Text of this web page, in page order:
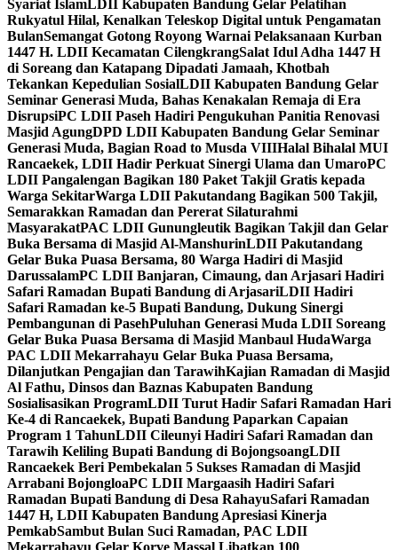
Syariat IslamLDII Kabupaten Bandung Gelar Pelatihan
Rukyatul Hilal, Kenalkan Teleskop Digital untuk Pengamatan
BulanSemangat Gotong Royong Warnai Pelaksanaan Kurban
1447 H. LDII Kecamatan CilengkrangSalat Idul Adha 1447 H
di Soreang dan Katapang Dipadati Jamaah, Khotbah
Tekankan Kepedulian SosialLDII Kabupaten Bandung Gelar
Seminar Generasi Muda, Bahas Kenakalan Remaja di Era
DisrupsiPC LDII Paseh Hadiri Pengukuhan Panitia Renovasi
Masjid AgungDPD LDII Kabupaten Bandung Gelar Seminar
Generasi Muda, Bagian Road to Musda VIIIHalal Bihalal MUI
Rancaekek, LDII Hadir Perkuat Sinergi Ulama dan UmaroPC
LDII Pangalengan Bagikan 180 Paket Takjil Gratis kepada
Warga SekitarWarga LDII Pakutandang Bagikan 500 Takjil,
Semarakkan Ramadan dan Pererat Silaturahmi
MasyarakatPAC LDII Gunungleutik Bagikan Takjil dan Gelar
Buka Bersama di Masjid Al-ManshurinLDII Pakutandang
Gelar Buka Puasa Bersama, 80 Warga Hadiri di Masjid
DarussalamPC LDII Banjaran, Cimaung, dan Arjasari Hadiri
Safari Ramadan Bupati Bandung di ArjasariLDII Hadiri
Safari Ramadan ke-5 Bupati Bandung, Dukung Sinergi
Pembangunan di PasehPuluhan Generasi Muda LDII Soreang
Gelar Buka Puasa Bersama di Masjid Manbaul HudaWarga
PAC LDII Mekarrahayu Gelar Buka Puasa Bersama,
Dilanjutkan Pengajian dan TarawihKajian Ramadan di Masjid
Al Fathu, Dinsos dan Baznas Kabupaten Bandung
Sosialisasikan ProgramLDII Turut Hadir Safari Ramadan Hari
Ke-4 di Rancaekek, Bupati Bandung Paparkan Capaian
Program 1 TahunLDII Cileunyi Hadiri Safari Ramadan dan
Tarawih Keliling Bupati Bandung di BojongsoangLDII
Rancaekek Beri Pembekalan 5 Sukses Ramadan di Masjid
Arrabani BojongloaPC LDII Margaasih Hadiri Safari
Ramadan Bupati Bandung di Desa RahayuSafari Ramadan
1447 H, LDII Kabupaten Bandung Apresiasi Kinerja
PemkabSambut Bulan Suci Ramadan, PAC LDII
Mekarrahayu Gelar Korve Massal Libatkan 100